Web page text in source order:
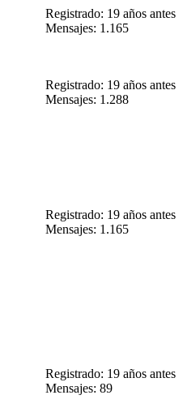
Registrado: 19 años antes
Mensajes: 1.165
Registrado: 19 años antes
Mensajes: 1.288
Registrado: 19 años antes
Mensajes: 1.165
Registrado: 19 años antes
Mensajes: 89